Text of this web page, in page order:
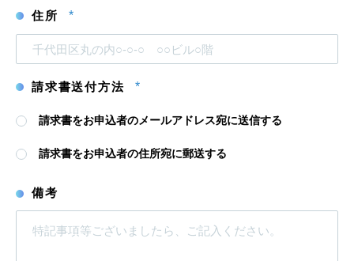
住所 *
請求書送付方法 *
請求書をお申込者のメールアドレス宛に送信する
請求書をお申込者の住所宛に郵送する
備考